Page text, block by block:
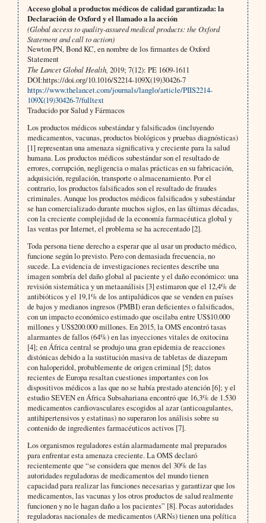
Acceso global a productos médicos de calidad garantizada: la
Declaración de Oxford y el llamado a la acción
(Global access to quality-assured medical products: the Oxford
Statement and call to action)
Newton PN, Bond KC, en nombre de los firmantes de Oxford
Statement
The Lancet Global Health, 2019; 7(12): PE 1609-1611
DOI:https://doi.org/10.1016/S2214-109X(19)30426-7
https://www.thelancet.com/journals/langlo/article/PIIS2214-
109X(19)30426-7/fulltext
Traducido por Salud y Fármacos
Los productos médicos subestándar y falsificados (incluyendo
medicamentos, vacunas, productos biológicos y pruebas diagnósticas)
[1] representan una amenaza significativa y creciente para la salud
humana. Los productos médicos subestándar son el resultado de
errores, corrupción, negligencia o malas prácticas en su fabricación,
adquisición, regulación, transporte o almacenamiento. Por el
contrario, los productos falsificados son el resultado de fraudes
criminales. Aunque los productos médicos falsificados y subestándar
se han comercializado durante muchos siglos, en las últimas décadas,
con la creciente complejidad de la economía farmacéutica global y
las ventas por Internet, el problema se ha acrecentado [2].
Toda persona tiene derecho a esperar que al usar un producto médico,
funcione según lo previsto. Pero con demasiada frecuencia, no
sucede. La evidencia de investigaciones recientes describe una
imagen sombría del daño global al paciente y el daño económico: una
revisión sistemática y un metaanálisis [3] estimaron que el 12,4% de
antibióticos y el 19,1% de los antipalúdicos que se venden en países
de bajos y medianos ingresos (PMBI) eran deficientes o falsificados,
con un impacto económico estimado que oscilaba entre US$10.000
millones y US$200.000 millones. En 2015, la OMS encontró tasas
alarmantes de fallos (64%) en las inyecciones vitales de oxitocina
[4]; en África central se produjo una gran epidemia de reacciones
distónicas debido a la sustitución masiva de tabletas de diazepam
con haloperidol, probablemente de origen criminal [5]; datos
recientes de Europa resaltan cuestiones importantes con los
dispositivos médicos a las que no se había prestado atención [6]; y el
estudio SEVEN en África Subsahariana encontró que 16,3% de 1.530
medicamentos cardiovasculares escogidos al azar (anticoagulantes,
antihipertensivos y estatinas) no superaron los análisis sobre su
contenido de ingredientes farmacéuticos activos [7].
Los organismos reguladores están alarmadamente mal preparados
para enfrentar esta amenaza creciente. La OMS declaró
recientemente que “se considera que menos del 30% de las
autoridades reguladoras de medicamentos del mundo tienen
capacidad para realizar las funciones necesarias y garantizar que los
medicamentos, las vacunas y los otros productos de salud realmente
funcionen y no le hagan daño a los pacientes” [8]. Pocas autoridades
reguladoras nacionales de medicamentos (ARNs) tienen una política